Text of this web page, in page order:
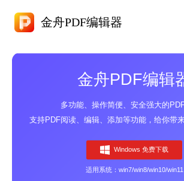
金舟PDF编辑器
金舟PDF编辑
多功能、操作简便、安全强大的
支持PDF阅读、编辑、添加等功能，给你带
Windows 免费下载
适用系统：win7/win8/win10/win11